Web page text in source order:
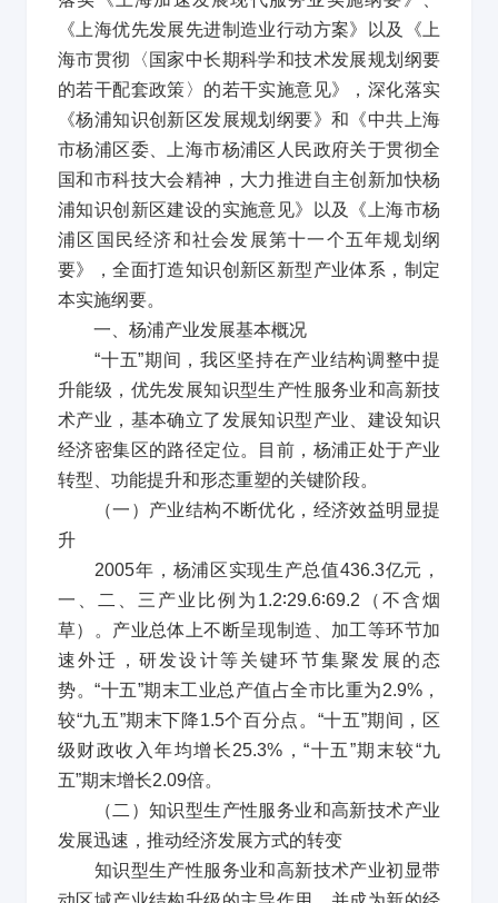
《上海优先发展先进制造业行动方案》以及《上
海市贯彻〈国家中长期科学和技术发展规划纲要
的若干配套政策〉的若干实施意见》，深化落实
《杨浦知识创新区发展规划纲要》和《中共上海
市杨浦区委、上海市杨浦区人民政府关于贯彻全
国和市科技大会精神，大力推进自主创新加快杨
浦知识创新区建设的实施意见》以及《上海市杨
浦区国民经济和社会发展第十一个五年规划纲
要》，全面打造知识创新区新型产业体系，制定
本实施纲要。
一、杨浦产业发展基本概况
“十五”期间，我区坚持在产业结构调整中提
升能级，优先发展知识型生产性服务业和高新技
术产业，基本确立了发展知识型产业、建设知识
经济密集区的路径定位。目前，杨浦正处于产业
转型、功能提升和形态重塑的关键阶段。
（一）产业结构不断优化，经济效益明显提
升
2005年，杨浦区实现生产总值436.3亿元，
一、二、三产业比例为 1.2∶29.6∶69.2 （不含烟
草）。产业总体上不断呈现制造、加工等环节加
速外迁，研发设计等关键环节集聚发展的态
势。 “十五”期末工业总产值占全市比重为2.9%，
较“九五”期末下降1.5个百分点。 “十五”期间，区
级财政收入年均增长25.3% ，“十五”期末较“九
五”期末增长2.09倍。
（二）知识型生产性服务业和高新技术产业
发展迅速，推动经济发展方式的转变
知识型生产性服务业和高新技术产业初显带